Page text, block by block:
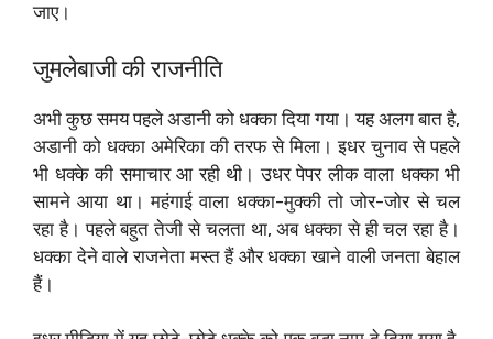
जाए।
जुमलेबाजी की राजनीति
अभी कुछ समय पहले अडानी को धक्का दिया गया। यह अलग बात है,
अडानी को धक्का अमेरिका की तरफ से मिला। इधर चुनाव से पहले
भी धक्के की समाचार आ रही थी। उधर पेपर लीक वाला धक्का भी
सामने आया था। महंगाई वाला धक्का-मुक्की तो जोर-जोर से चल
रहा है। पहले बहुत तेजी से चलता था, अब धक्का से ही चल रहा है।
धक्का देने वाले राजनेता मस्त हैं और धक्का खाने वाली जनता बेहाल
हैं। ‌